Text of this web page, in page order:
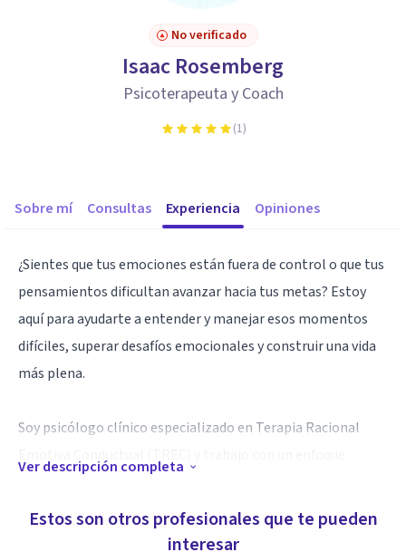
No verificado
Isaac Rosemberg
Psicoterapeuta y Coach
(1)
Sobre mí Consultas Experiencia Opiniones
¿Sientes que tus emociones están fuera de control o que tus
pensamientos dificultan avanzar hacia tus metas? Estoy
aquí para ayudarte a entender y manejar esos momentos
difíciles, superar desafíos emocionales y construir una vida
más plena.
Soy psicólogo clínico especializado en Terapia Racional
el tratamiento de problemas como depresión, ansiedad,
baja autoestima, ideación suicida, trauma, duelo y
Ver descripción completa
Estos son otros profesionales que te pueden
interesar